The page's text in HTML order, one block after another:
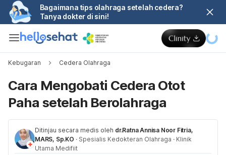
Bagaimana tips olahraga setelah cedera?
Tanya dokter di sini!
Kebugaran Cedera Olahraga
Cara Mengobati Cedera Otot
Paha setelah Berolahraga
Ditinjau secara medis oleh dr.Ratna Annisa Noor Fitria,
MARS, Sp.KO · Spesialis Kedokteran Olahraga · Klinik
Utama Medifiit